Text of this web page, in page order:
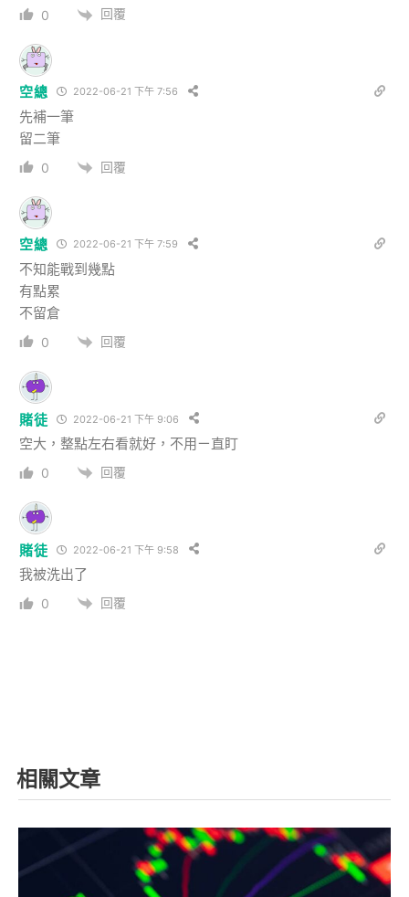
0 回覆
空總 2022-06-21 下午 7:56
先補一筆
留二筆
0 回覆
空總 2022-06-21 下午 7:59
不知能戰到幾點
有點累
不留倉
0 回覆
賭徒 2022-06-21 下午 9:06
空大，整點左右看就好，不用ㄧ直盯
0 回覆
賭徒 2022-06-21 下午 9:58
我被洗出了
0 回覆
相關文章